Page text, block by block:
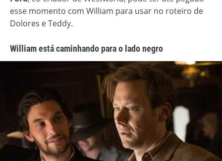
esse momento com William para usar no roteiro de
Dolores e Teddy.
William está caminhando para o lado negro